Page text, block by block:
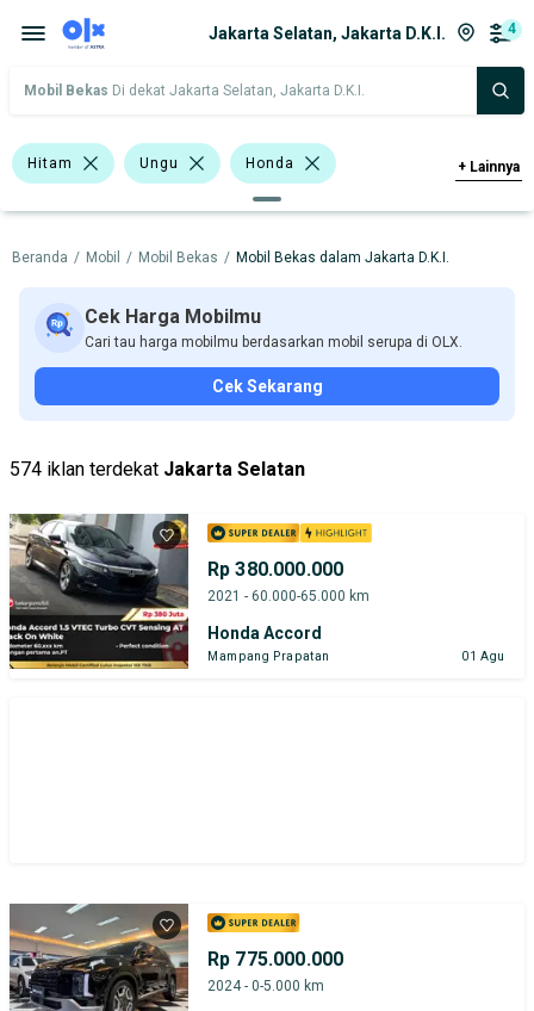
Jakarta Selatan, Jakarta D.K.I. 4
Mobil Bekas Di dekat Jakarta Selatan, Jakarta D.K.I.
Hitam Ungu Honda
Hyundai Suzuki Toyota
Toyota Yaris Bursa Mobil Blok M Square
Bursa Mobil Kelapa Gading
Bursa Blok M Mall
Bursa BEZ Paramount Serpong
Bursa Mobil Bekas Giant (BMB)
Harga Merek Dan Model
Tipe Bodi Tipe Membership
+ Lainnya
Beranda / Mobil / Mobil Bekas / Mobil Bekas dalam Jakarta D.K.I.
Cek Harga Mobilmu
Cari tau harga mobilmu berdasarkan mobil serupa di OLX.
Cek Sekarang
574 iklan terdekat Jakarta Selatan
Rp 380.000.000
2021 - 60.000-65.000 km
Honda Accord
Mampang Prapatan 01 Agu
Rp 775.000.000
2024 - 0-5.000 km